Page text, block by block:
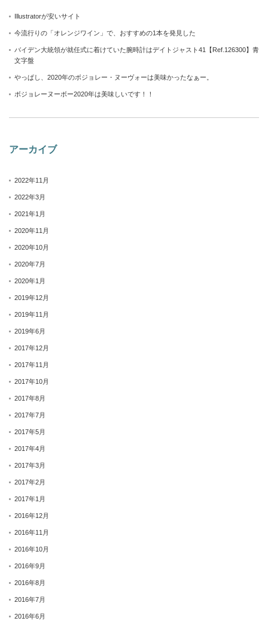
Illustratorが安いサイト
今流行りの「オレンジワイン」で、おすすめの1本を発見した
バイデン大統領が就任式に着けていた腕時計はデイトジャスト41【Ref.126300】青
文字盤
やっぱし、2020年のボジョレー・ヌーヴォーは美味かったなぁー。
ボジョレーヌーボー2020年は美味しいです！！
アーカイブ
2022年11月
2022年3月
2021年1月
2020年11月
2020年10月
2020年7月
2020年1月
2019年12月
2019年11月
2019年6月
2017年12月
2017年11月
2017年10月
2017年8月
2017年7月
2017年5月
2017年4月
2017年3月
2017年2月
2017年1月
2016年12月
2016年11月
2016年10月
2016年9月
2016年8月
2016年7月
2016年6月